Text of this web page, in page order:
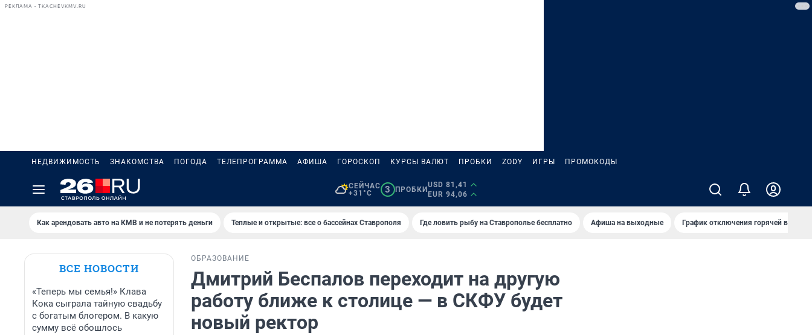
РЕКЛАМА • TKACHEVKMV.RU
НЕДВИЖИМОСТЬ ЗНАКОМСТВА ПОГОДА ТЕЛЕПРОГРАММА АФИША ГОРОСКОП КУРСЫ ВАЛЮТ ПРОБКИ ZODY ИГРЫ ПРОМОКОДЫ
СЕЙЧАС
+31°C
3 ПРОБКИ
USD 81,41
EUR 94,06
Как арендовать авто на КМВ и не потерять деньги Теплые и открытые: все о бассейнах Ставрополя Где ловить рыбу на Ставрополье бесплатно Афиша на выходные График отключения горячей воды в
ВСЕ НОВОСТИ
«Теперь мы семья!» Клава
Кока сыграла тайную свадьбу
с богатым блогером. В какую
сумму всё обошлось
ОБРАЗОВАНИЕ
Дмитрий Беспалов переходит на другую
работу ближе к столице — в СКФУ будет
новый ректор